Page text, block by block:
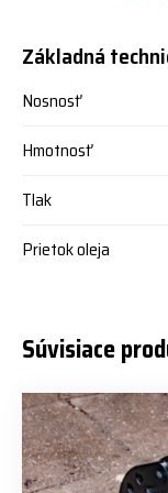
Základná
Nosnosť
Hmotnosť
Tlak
Prietok oleja
Súvisiace